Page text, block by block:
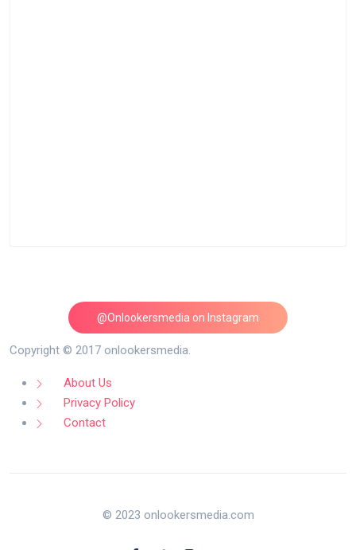
@Onlookersmedia on Instagram
Follow on Instagram
Copyright © 2017 onlookersmedia.
About Us
Privacy Policy
Contact
© 2023 onlookersmedia.com